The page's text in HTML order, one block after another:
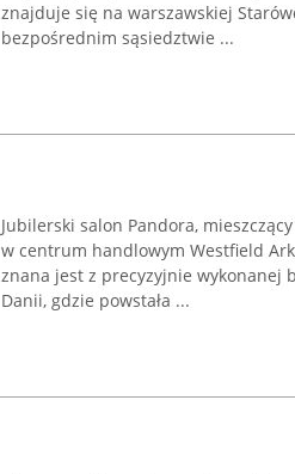
znajduje się na warszawskiej
bezpośrednim sąsiedztwie ...
Jubilerski salon Pandora,
w centrum handlowym Westfield
znana jest z precyzyjnie wykonanej
Danii, gdzie powstała ...